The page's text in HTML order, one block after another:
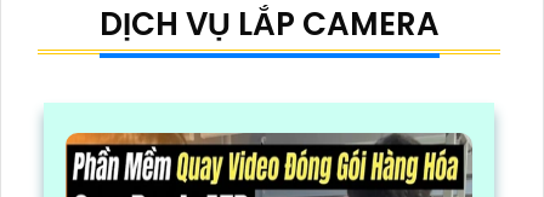
DỊCH VỤ LẮP CAMERA